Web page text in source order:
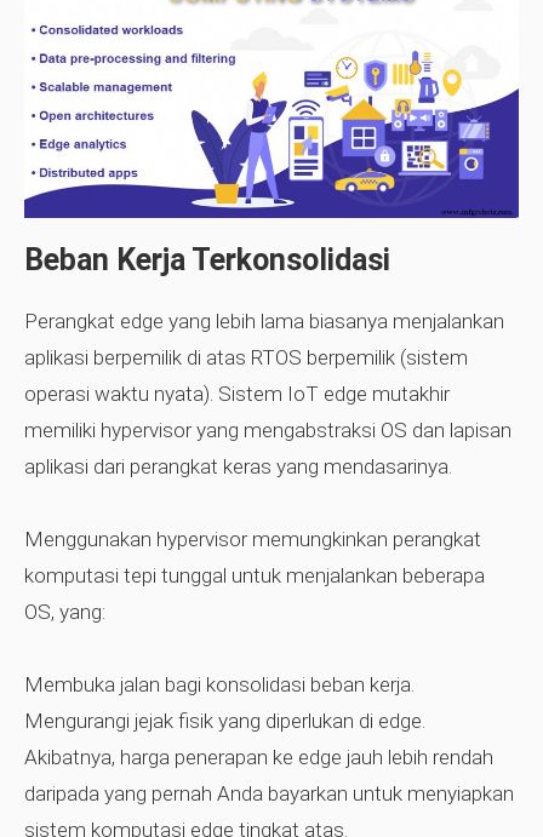
Beban Kerja Terkonsolidasi
Perangkat edge yang lebih lama biasanya menjalankan
aplikasi berpemilik di atas RTOS berpemilik (sistem
operasi waktu nyata). Sistem IoT edge mutakhir
memiliki hypervisor yang mengabstraksi OS dan lapisan
aplikasi dari perangkat keras yang mendasarinya.
Menggunakan hypervisor memungkinkan perangkat
komputasi tepi tunggal untuk menjalankan beberapa
OS, yang:
Membuka jalan bagi konsolidasi beban kerja.
Mengurangi jejak fisik yang diperlukan di edge.
Akibatnya, harga penerapan ke edge jauh lebih rendah
daripada yang pernah Anda bayarkan untuk menyiapkan
sistem komputasi edge tingkat atas.